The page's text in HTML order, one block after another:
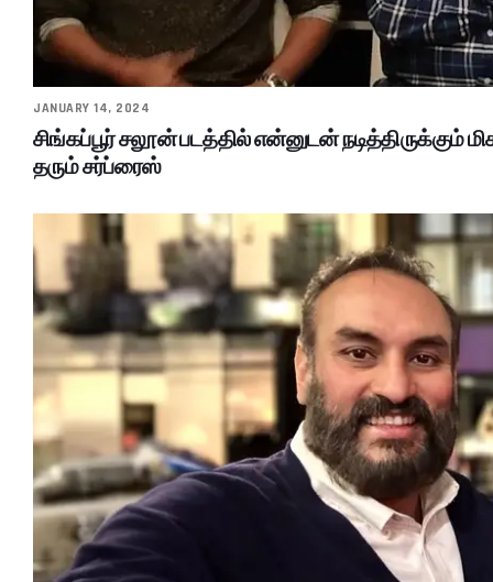
JANUARY 14, 2024
சிங்கப்பூர் சலூன் படத்தில் என்னுடன் நடித்திருக்கும்
தரும் சர்ப்ரைஸ்